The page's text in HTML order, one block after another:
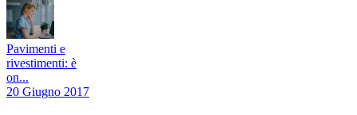
Pavimenti e
rivestimenti: è
on...
20 Giugno 2017